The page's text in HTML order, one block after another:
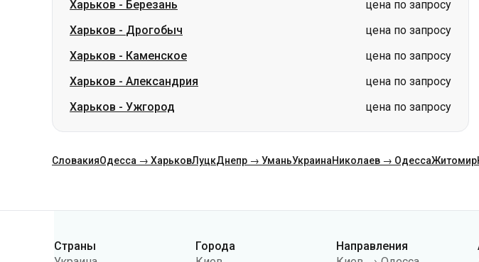
Харьков-Александрия
цена по запросу
Харьков-Ужгород цена по запросу
СловакияОдесса → ХарьковЛуцк Николаев → ОдессаЖитомир
Категории
Германия
Чехия
Днепр
Львов
Варшава → Днепр
Днепр → Одесса